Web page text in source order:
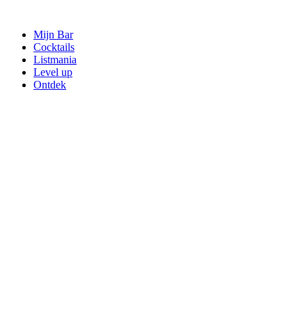
Mijn Bar
Cocktails
Listmania
Level up
Ontdek